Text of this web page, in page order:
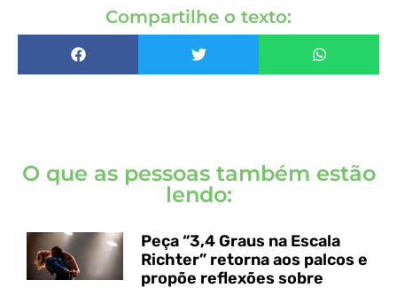
Compartilhe o texto:
O que as pessoas também estão
lendo:
Peça “3,4 Graus na Escala
Richter” retorna aos palcos e
propõe reflexões sobre